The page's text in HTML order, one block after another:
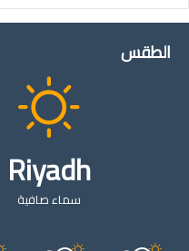
الطقس
Riyadh
سماء صافية